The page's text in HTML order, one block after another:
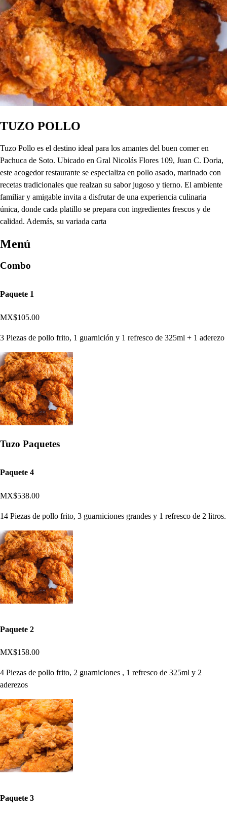
TUZO POLLO
Tuzo Pollo es el destino ideal para los amantes del buen comer en
Pachuca de Soto. Ubicado en Gral Nicolás Flores 109, Juan C. Doria,
este acogedor restaurante se especializa en pollo asado, marinado con
recetas tradicionales que realzan su sabor jugoso y tierno. El ambiente
familiar y amigable invita a disfrutar de una experiencia culinaria
única, donde cada platillo se prepara con ingredientes frescos y de
calidad. Además, su variada carta
Menú
Combo
Paquete 1
MX$105.00
3 Piezas de pollo frito, 1 guarnición y 1 refresco de 325ml + 1 aderezo
Tuzo Paquetes
Paquete 4
MX$538.00
14 Piezas de pollo frito, 3 guarniciones grandes y 1 refresco de 2 litros.
Paquete 2
MX$158.00
4 Piezas de pollo frito, 2 guarniciones , 1 refresco de 325ml y 2
aderezos
Paquete 3